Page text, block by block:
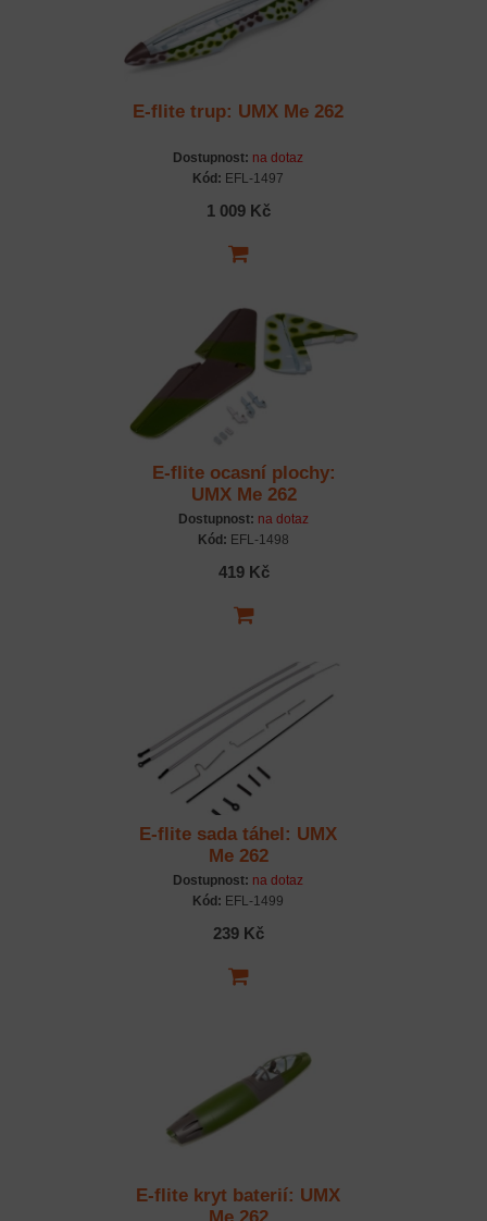
E-flite trup: UMX Me 262
Dostupnost: na dotaz
Kód: EFL-1497
1 009 Kč
E-flite ocasní plochy:
UMX Me 262
Dostupnost: na dotaz
Kód: EFL-1498
419 Kč
E-flite sada táhel: UMX
Me 262
Dostupnost: na dotaz
Kód: EFL-1499
239 Kč
E-flite kryt baterií: UMX